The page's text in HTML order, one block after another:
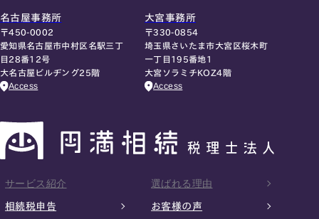
名古屋事務所
〒450-0002
愛知県名古屋市中村区名駅三丁
目28番12号
大名古屋ビルヂング25階
Access
大宮事務所
〒330-0854
埼玉県さいたま市大宮区桜木町
一丁目195番地1
大宮ソラミチKOZ4階
Access
サービス紹介
相続税申告
選ばれる理由
お客様の声